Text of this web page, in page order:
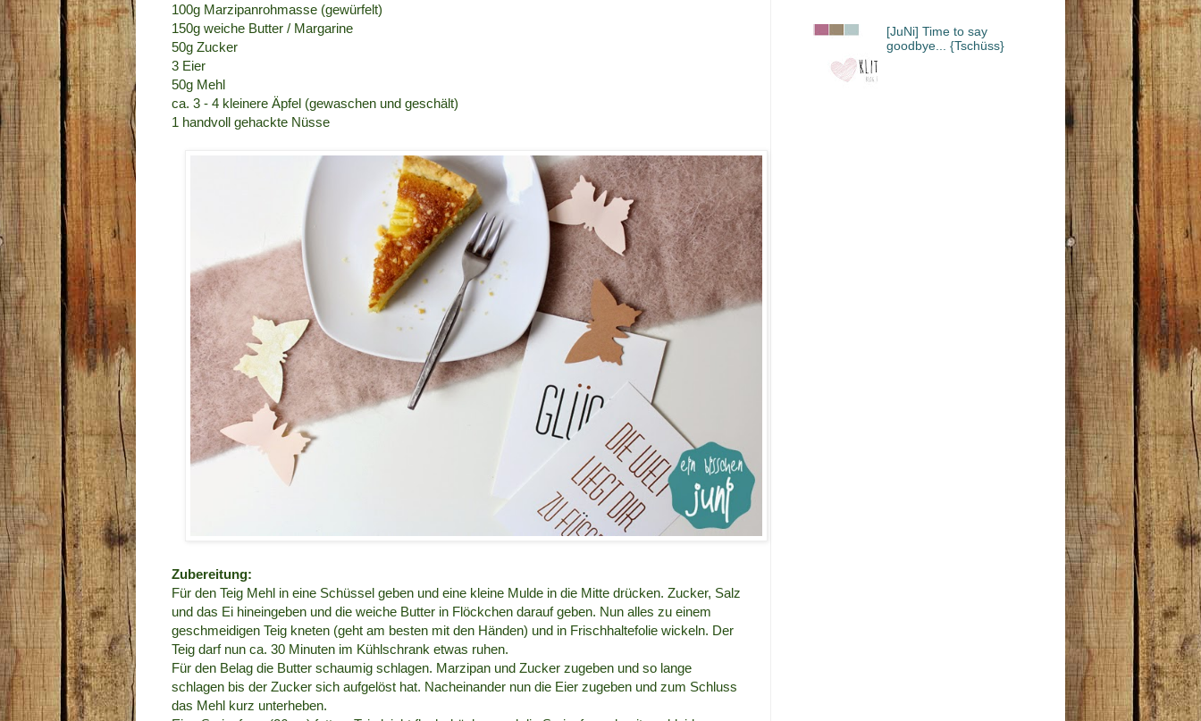
100g Marzipanrohmasse (gewürfelt)
150g weiche Butter / Margarine
50g Zucker
3 Eier
50g Mehl
ca. 3 - 4 kleinere Äpfel (gewaschen und geschält)
1 handvoll gehackte Nüsse
Zubereitung:
Für den Teig Mehl in eine Schüssel geben und eine kleine Mulde in die Mitte drücken. Zucker, Salz
und das Ei hineingeben und die weiche Butter in Flöckchen darauf geben. Nun alles zu einem
geschmeidigen Teig kneten (geht am besten mit den Händen) und in Frischhaltefolie wickeln. Der
Teig darf nun ca. 30 Minuten im Kühlschrank etwas ruhen.
Für den Belag die Butter schaumig schlagen. Marzipan und Zucker zugeben und so lange
schlagen bis der Zucker sich aufgelöst hat. Nacheinander nun die Eier zugeben und zum Schluss
das Mehl kurz unterheben.
[JuNi] Time to say
goodbye... {Tschüss}